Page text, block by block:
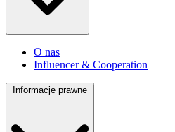
O nas
Influencer & Cooperation
Informacje prawne